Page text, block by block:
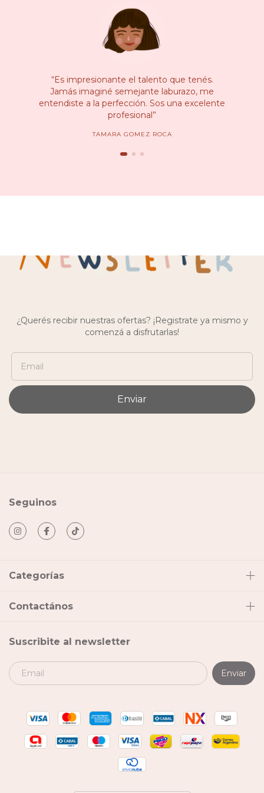
“Es impresionante el talento que tenés.
Jamás imaginé semejante laburazo, me
entendiste a la perfección. Sos una excelente
profesional”
TAMARA GOMEZ ROCA
¿Querés recibir nuestras ofertas? ¡Registrate ya mismo y
comenzá a disfrutarlas!
Seguinos
Categorías
Contactános
Suscribite al newsletter